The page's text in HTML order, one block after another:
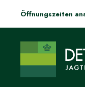
Öffnungszeiten